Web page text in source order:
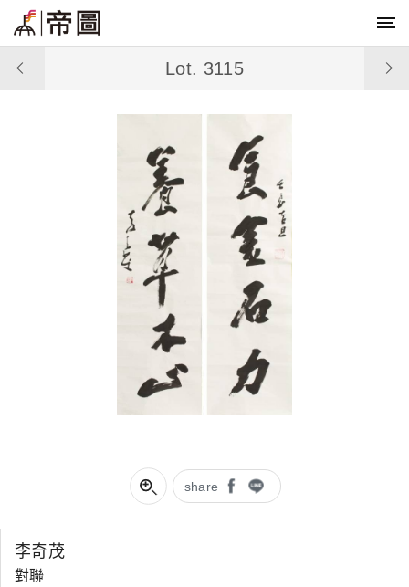
share
Lot. 3115
李奇茂
對聯